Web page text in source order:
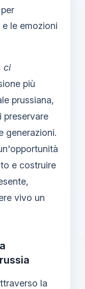
le emozioni
ci
più
prussiana,
preservare
generazioni.
e costruire
vivo un
la